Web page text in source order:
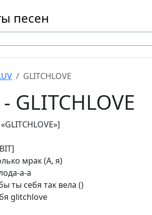
песен
GLITCHLOVE
GLITCHLOVE
мрак (А, я)
а-а
ты себя так вела ()
glitchlove